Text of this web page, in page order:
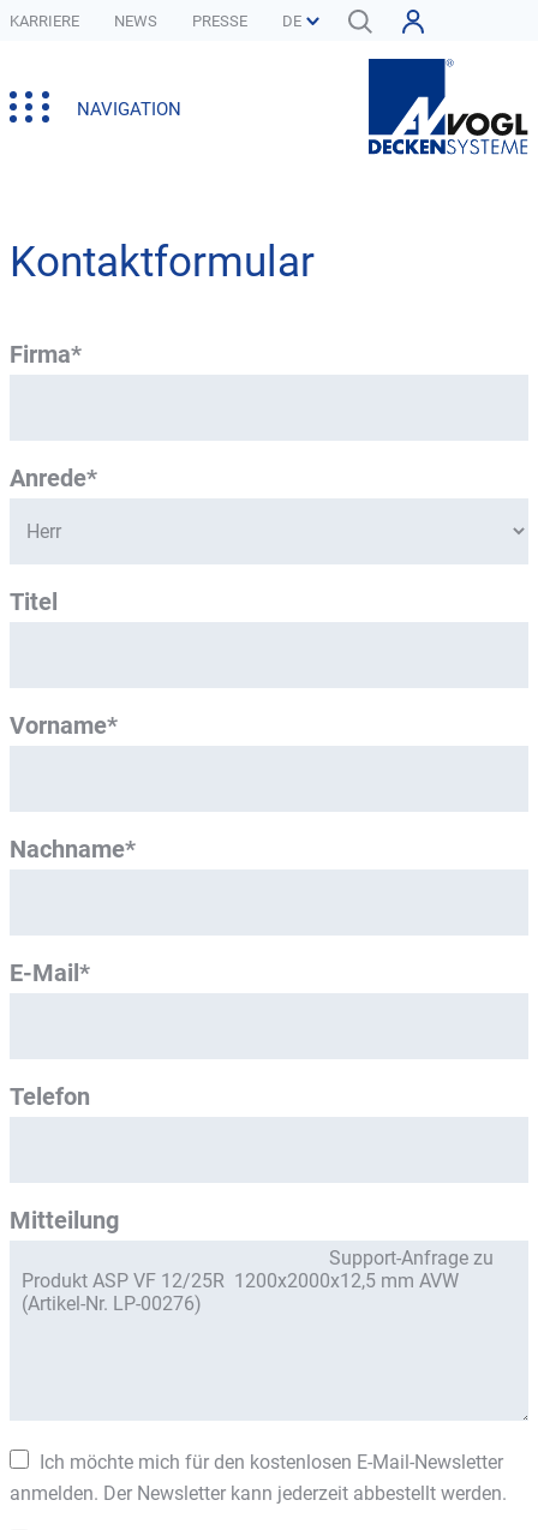
KARRIERE NEWS PRESSE
NAVIGATION
Kontaktformular
Firma*
Anrede*
Titel
Vorname*
Nachname*
E-Mail*
Telefon
Mitteilung
Ich möchte mich für den kostenlosen E-Mail-Newsletter
anmelden. Der Newsletter kann jederzeit abbestellt werden.